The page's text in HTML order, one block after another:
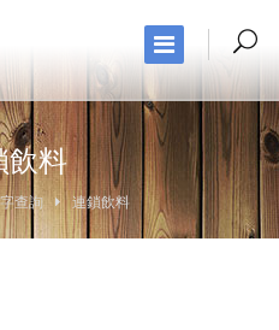
飲料
查詢 連鎖飲料